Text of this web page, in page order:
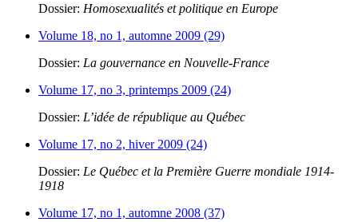
Dossier: Homosexualités et politique en Europe
Volume 18, no 1, automne 2009 (29)
Dossier: La gouvernance en Nouvelle-France
Volume 17, no 3, printemps 2009 (24)
Dossier: L’idée de république au Québec
Volume 17, no 2, hiver 2009 (24)
Dossier: Le Québec et la Première Guerre mondiale 1914-
1918
Volume 17, no 1, automne 2008 (37)